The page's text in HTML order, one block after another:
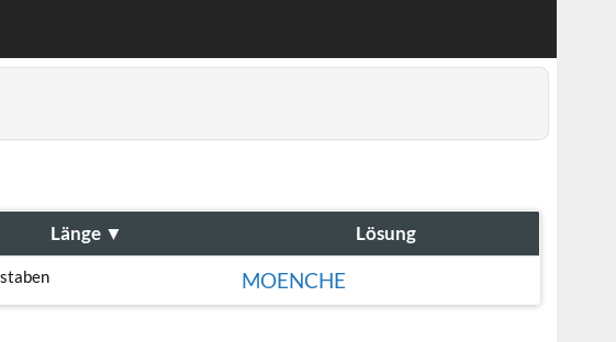
Länge ▼ Lösung
MOENCHE